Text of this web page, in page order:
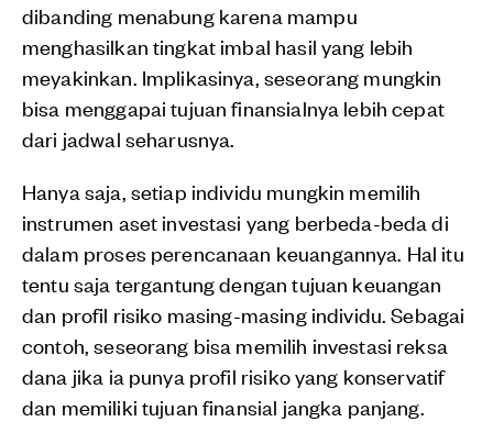
dibanding menabung karena mampu
menghasilkan tingkat imbal hasil yang lebih
meyakinkan. Implikasinya, seseorang mungkin
bisa menggapai tujuan finansialnya lebih cepat
dari jadwal seharusnya.
Hanya saja, setiap individu mungkin memilih
instrumen aset investasi yang berbeda-beda di
dalam proses perencanaan keuangannya. Hal itu
tentu saja tergantung dengan tujuan keuangan
dan profil risiko masing-masing individu. Sebagai
contoh, seseorang bisa memilih investasi reksa
dana jika ia punya profil risiko yang konservatif
dan memiliki tujuan finansial jangka panjang.